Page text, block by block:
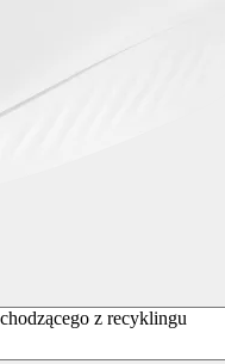
z recyklingu